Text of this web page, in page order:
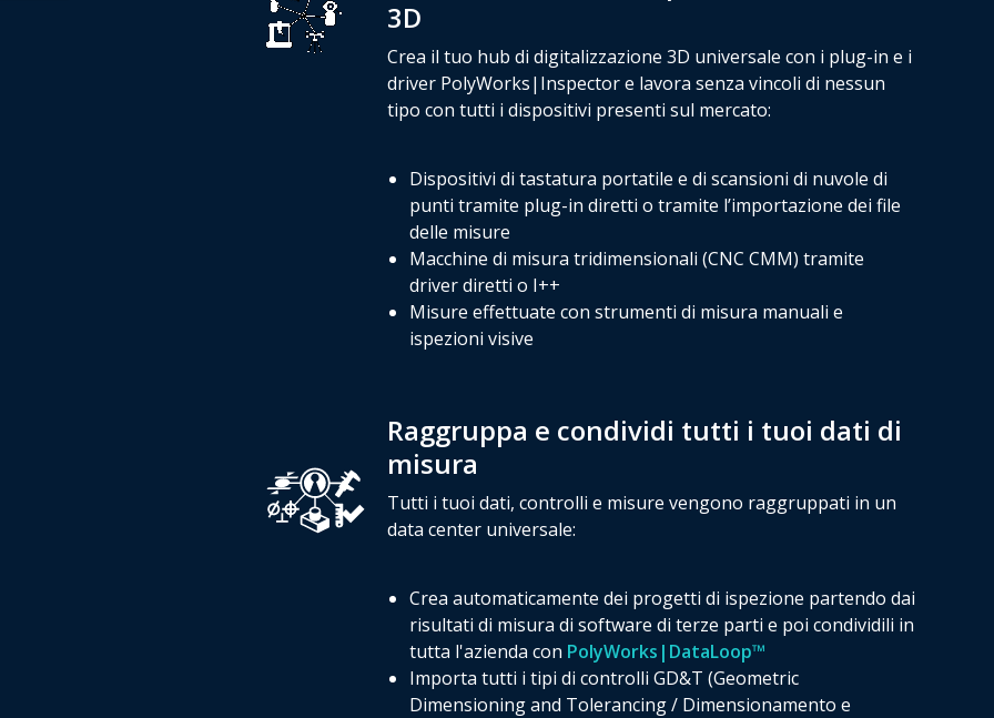
3D
Crea il tuo hub di digitalizzazione 3D universale con i plug-in e i
driver PolyWorks|Inspector e lavora senza vincoli di nessun
tipo con tutti i dispositivi presenti sul mercato:
Dispositivi di tastatura portatile e di scansioni di nuvole di
punti tramite plug-in diretti o tramite l’importazione dei file
delle misure
Macchine di misura tridimensionali (CNC CMM) tramite
driver diretti o I++
Misure effettuate con strumenti di misura manuali e
ispezioni visive
Raggruppa e condividi tutti i tuoi dati di
misura
Tutti i tuoi dati, controlli e misure vengono raggruppati in un
data center universale:
Crea automaticamente dei progetti di ispezione partendo dai
risultati di misura di software di terze parti e poi condividili in
tutta l'azienda con PolyWorks|DataLoop™
Importa tutti i tipi di controlli GD&T (Geometric
Dimensioning and Tolerancing / Dimensionamento e